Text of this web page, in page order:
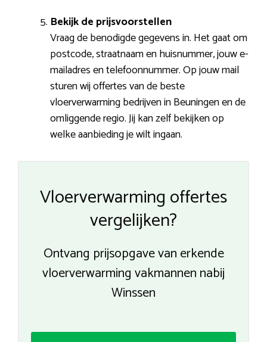
Bekijk de prijsvoorstellen
Vraag de benodigde gegevens in. Het gaat om
postcode, straatnaam en huisnummer, jouw e-
mailadres en telefoonnummer. Op jouw mail
sturen wij offertes van de beste
vloerverwarming bedrijven in Beuningen en de
omliggende regio. Jij kan zelf bekijken op
welke aanbieding je wilt ingaan.
Vloerverwarming offertes
vergelijken?
Ontvang prijsopgave van erkende
vloerverwarming vakmannen nabij
Winssen